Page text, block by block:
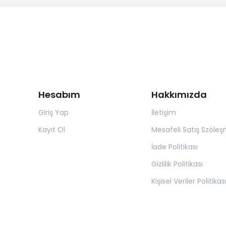
Hesabım
Giriş Yap
Kayıt Ol
Hakkımızda
İletişim
Mesafeli Satış
İade Politikası
Gizlilik Politikası
Kişisel Veriler Politikası